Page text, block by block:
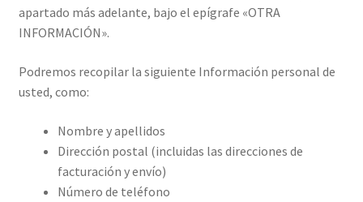
apartado más adelante, bajo el epígrafe «OTRA
INFORMACIÓN».
Podremos recopilar la siguiente Información personal de
usted, como:
Nombre y apellidos
Dirección postal (incluidas las direcciones de
facturación y envío)
Número de teléfono